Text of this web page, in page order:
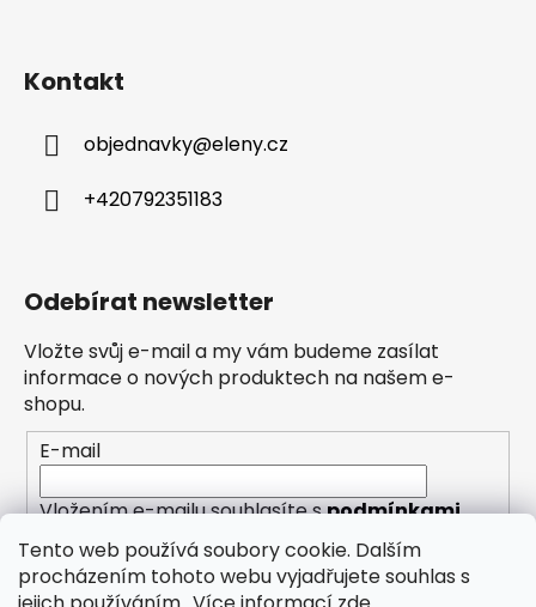
Tento web používá soubory cookie. Dalším
procházením tohoto webu vyjadřujete souhlas s
Kontakt
objednavky@eleny.cz
+420792351183
Odebírat newsletter
Vložte svůj e-mail a my vám budeme zasílat
informace o nových produktech na našem e-
shopu.
E-mail
Vložením e-mailu souhlasíte spodmínkami
ochrany osobních údajů
PŘIHLÁSIT SE